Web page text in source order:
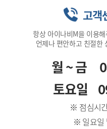
고객
항상 아이나비M을 이용
언제나 편안하고 친절한
월~금
토요일
※ 점심시
※ 일요일